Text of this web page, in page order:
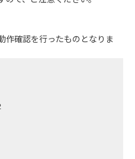
作確認を行ったものとなりま